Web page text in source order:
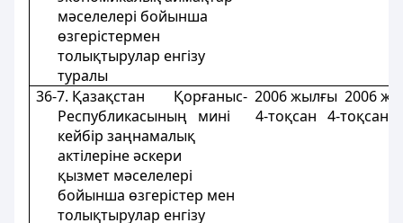
мәселелері бойынша
өзгерістермен
толықтырулар енгізу
туралы
36-7. Қазақстан Қорғаныс- 2006 жылғы 2006
Республикасының мині 4-тоқсан 4-тоқсан
кейбір заңнамалық
актілеріне әскери
қызмет мәселелерi
бойынша өзгерістер мен
толықтырулар енгізу